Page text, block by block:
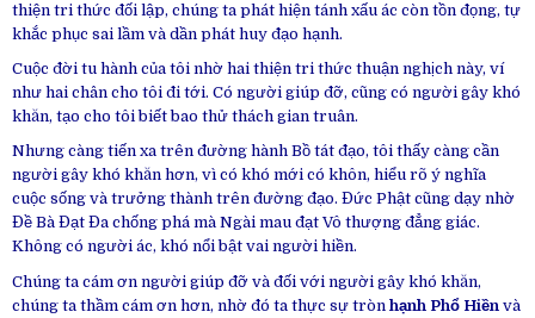
thiện tri thức đối lập, chúng ta phát hiện tánh xấu ác còn tồn đọng, tự
khắc phục sai lầm và dần phát huy đạo hạnh.
Cuộc đời tu hành của tôi nhờ hai thiện tri thức thuận nghịch này, ví
như hai chân cho tôi đi tới. Có người giúp đỡ, cũng có người gây khó
khăn, tạo cho tôi biết bao thử thách gian truân.
Nhưng càng tiến xa trên đường hành Bồ tát đạo, tôi thấy càng cần
người gây khó khăn hơn, vì có khó mới có khôn, hiểu rõ ý nghĩa
cuộc sống và trưởng thành trên đường đạo. Đức Phật cũng dạy nhờ
Đề Bà Đạt Đa chống phá mà Ngài mau đạt Vô thượng đẳng giác.
Không có người ác, khó nổi bật vai người hiền.
Chúng ta cám ơn người giúp đỡ và đối với người gây khó khăn,
chúng ta thầm cám ơn hơn, nhờ đó ta thực sự tròn hạnh Phổ Hiền và